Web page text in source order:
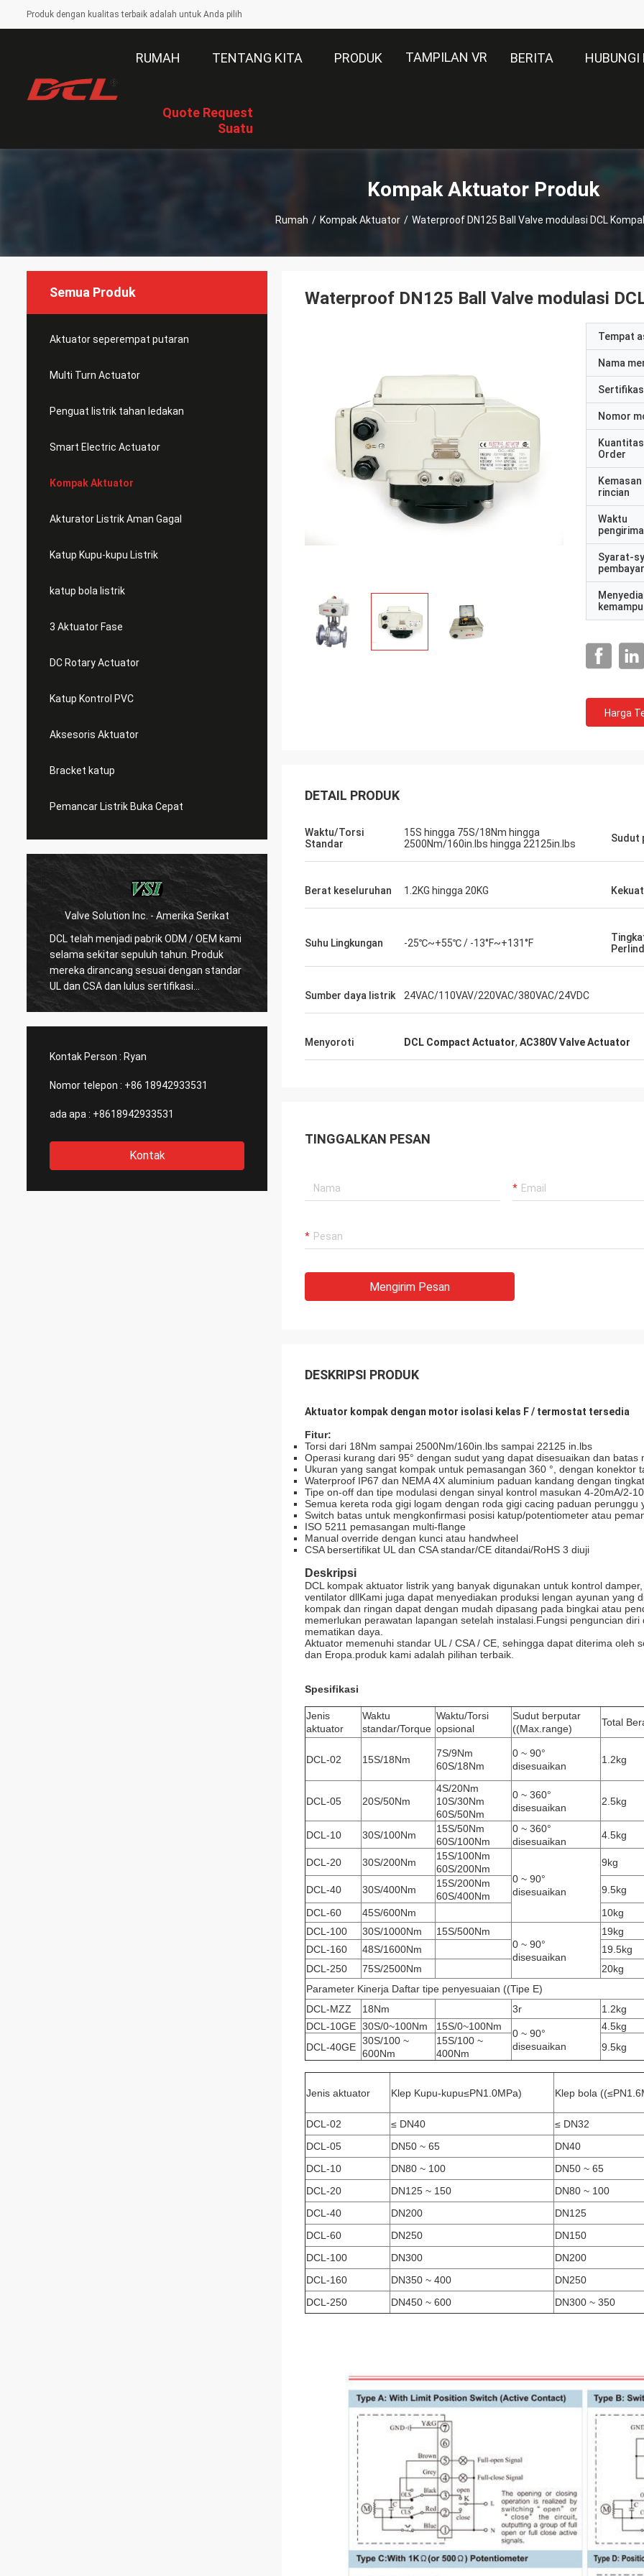
Produk dengan kualitas terbaik adalah untuk Anda pilih
RUMAH TENTANG KITA PRODUK TAMPILAN VR BERITA HUBUNGI
Quote Request
Suatu
Kompak Aktuator Produk
Rumah / Kompak Aktuator / Waterproof DN125 Ball Valve modulasi DCL
Semua Produk
Aktuator seperempat putaran
Multi Turn Actuator
Penguat listrik tahan ledakan
Smart Electric Actuator
Kompak Aktuator
Akturator Listrik Aman Gagal
Katup Kupu-kupu Listrik
katup bola listrik
3 Aktuator Fase
DC Rotary Actuator
Katup Kontrol PVC
Aksesoris Aktuator
Bracket katup
Pemancar Listrik Buka Cepat
Valve Solution Inc. - Amerika Serikat
DCL telah menjadi pabrik ODM / OEM kami
selama sekitar sepuluh tahun. Produk
mereka dirancang sesuai dengan standar
UL dan CSA dan lulus sertifikasi
CSA.Sangat sedikit produsen Cina dapat
sebagai mitra jangka panjang kami.
Dengan 15 tahun kerja sama dengan DCL,
DCL menganggap kualitas pertama dan
produk.Mereka selalu melakukan banyak
percobaan dan tes untuk mengkonfirmasi
meningkatkanKami juga luar biasa
DCL telah menjadi mitra
kami selama lebih dari 6
kami melayani
menerus menyediakan
sangat dapat
mendukung kami.
Kontak Person : Ryan
Nomor telepon : +86 18942933531
ada apa : +8618942933531
Kontak
Waterproof DN125 Ball Valve modulasi
Tempat
Nama
Nomor
Order
Kemasan
rincian
Waktu
Syarat-
Harga
DETAIL PRODUK
Waktu/Torsi
Standar
15S hingga 75S/18Nm hingga
2500Nm/160in.lbs hingga 22125in.lbs
Sudut
Berat keseluruhan 1.2KG hingga 20KG
Suhu Lingkungan -25℃~+55℃ / -13°F~+131°F
Sumber daya listrik 24VAC/110VAV/220VAC/380VAC/24VDC
Menyoroti DCL Compact Actuator, AC380V Valve Actuator
TINGGALKAN PESAN
Mengirim Pesan
DESKRIPSI PRODUK
Aktuator kompak dengan motor isolasi kelas F / termostat tersedia
Fitur:
Torsi dari 18Nm sampai 2500Nm/160in.lbs sampai 22125 in.lbs
Operasi kurang dari 95° dengan sudut yang dapat disesuaikan dan batas
Ukuran yang sangat kompak untuk pemasangan 360 °, dengan konektor
Waterproof IP67 dan NEMA 4X aluminium paduan kandang dengan
Tipe on-off dan tipe modulasi dengan sinyal kontrol masukan 4-20mA/2-
Semua kereta roda gigi logam dengan roda gigi cacing paduan perunggu
Switch batas untuk mengkonfirmasi posisi katup/potentiometer atau
ISO 5211 pemasangan multi-flange
Manual override dengan kunci atau handwheel
CSA bersertifikat UL dan CSA standar/CE ditandai/RoHS 3 diuji
Deskripsi
DCL kompak aktuator listrik yang banyak digunakan untuk kontrol
ventilator dllKami juga dapat menyediakan produksi lengan ayunan yang
kompak dan ringan dapat dengan mudah dipasang pada bingkai atau
memerlukan perawatan lapangan setelah instalasi.Fungsi penguncian
mematikan daya.
Aktuator memenuhi standar UL / CSA / CE, sehingga dapat diterima oleh
dan Eropa.produk kami adalah pilihan terbaik.
Spesifikasi
Jenis
aktuator
Waktu
standar/Torque
Waktu/Torsi
opsional
Sudut berputar
((Max.range)
Total
DCL-02 15S/18Nm
7S/9Nm
60S/18Nm
0 ~ 90°
disesuaikan
1.2kg
DCL-05 20S/50Nm
4S/20Nm
10S/30Nm
60S/50Nm
0 ~ 360°
disesuaikan
2.5kg
DCL-10 30S/100Nm
15S/50Nm
60S/100Nm
0 ~ 360°
disesuaikan
4.5kg
DCL-20
30S/200Nm
15S/100Nm
60S/200Nm
0 ~ 90°
disesuaikan
9kg
DCL-40 30S/400Nm
15S/200Nm
60S/400Nm
9.5kg
DCL-60
45S/600Nm
10kg
DCL-100
30S/1000Nm
15S/500Nm
0 ~ 90°
disesuaikan
19kg
DCL-160 48S/1600Nm
19.5kg
DCL-250
75S/2500Nm
20kg
Parameter Kinerja Daftar tipe penyesuaian ((Tipe E)
DCL-MZZ
18Nm 3r 1.2kg
DCL-10GE 30S/0~100Nm 15S/0~100Nm
0 ~ 90°
disesuaikan
4.5kg
DCL-40GE
30S/100 ~
600Nm
15S/100 ~
400Nm
9.5kg
Jenis aktuator Klep Kupu-kupu≤PN1.0MPa) Klep bola
DCL-02 ≤ DN40
≤ DN32
DCL-05
DN50 ~ 65 DN40
DCL-10
DN80 ~ 100 DN50 ~ 65
DCL-20
DN125 ~ 150 DN80 ~ 100
DCL-40
DN200 DN125
DCL-60
DN250 DN150
DCL-100
DN300 DN200
DCL-160
DN350 ~ 400 DN250
DCL-250
DN450 ~ 600 DN300 ~ 350